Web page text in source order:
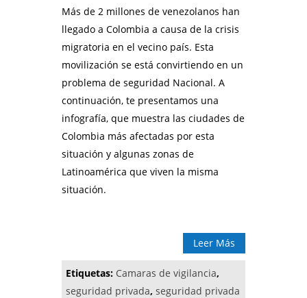
Más de 2 millones de venezolanos han
llegado a Colombia a causa de la crisis
migratoria en el vecino país. Esta
movilización se está convirtiendo en un
problema de seguridad Nacional. A
continuación, te presentamos una
infografía, que muestra las ciudades de
Colombia más afectadas por esta
situación y algunas zonas de
Latinoamérica que viven la misma
situación.
Leer Más
Etiquetas: Camaras de vigilancia,
seguridad privada, seguridad privada